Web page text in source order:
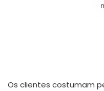
Os clientes costumam